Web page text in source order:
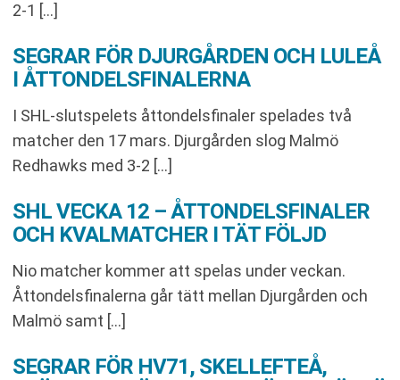
2-1 […]
SEGRAR FÖR DJURGÅRDEN OCH LULEÅ
I ÅTTONDELSFINALERNA
I SHL-slutspelets åttondelsfinaler spelades två
matcher den 17 mars. Djurgården slog Malmö
Redhawks med 3-2 […]
SHL VECKA 12 – ÅTTONDELSFINALER
OCH KVALMATCHER I TÄT FÖLJD
Nio matcher kommer att spelas under veckan.
Åttondelsfinalerna går tätt mellan Djurgården och
Malmö samt […]
SEGRAR FÖR HV71, SKELLEFTEÅ,